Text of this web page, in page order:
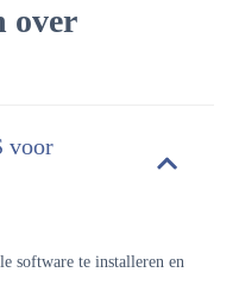
over
voor
software te installeren en